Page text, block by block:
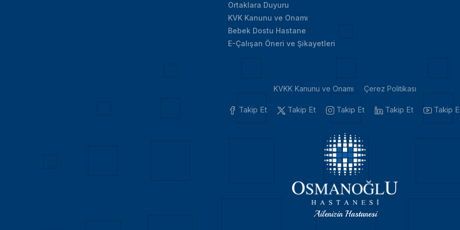
Ortaklara Duyuru
KVK Kanunu ve Onamı
Bebek Dostu Hastane
E-Çalışan Öneri ve Şikayetleri
KVKK Kanunu ve Onamı Çerez Politikası
Takip Et Takip Et Takip Et Takip Et Takip
Ailenizin Hastanesi